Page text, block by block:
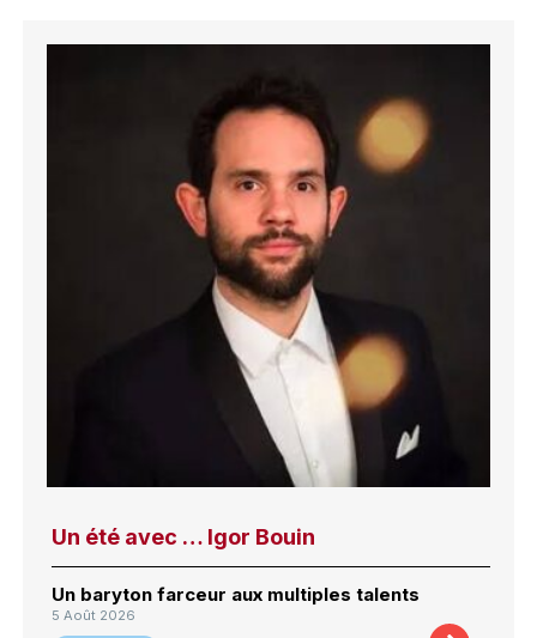
Un été avec … Igor Bouin
Un baryton farceur aux multiples talents
5 Août 2026